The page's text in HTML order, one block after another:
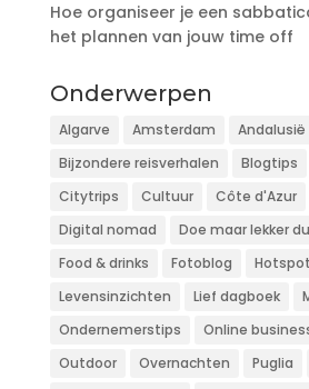
Hoe organiseer je een
het plannen van jouw time off
Onderwerpen
Algarve Amsterdam
Andalusië
Bijzondere reisverhalen
Blogtips
Citytrips
Cultuur Côte d'Azur
Digital nomad
Doe maar lekker
Food & drinks
Fotoblog
Levensinzichten
Lief dagboek
Ondernemerstips
Online
Outdoor
Overnachten Puglia